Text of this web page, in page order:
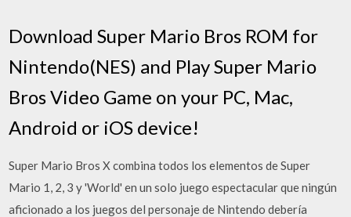
Download Super Mario Bros ROM for
Nintendo(NES) and Play Super Mario
Bros Video Game on your PC, Mac,
Android or iOS device!
Super Mario Bros X combina todos los elementos de Super
Mario 1, 2, 3 y 'World' en un solo juego espectacular que ningún
aficionado a los juegos del personaje de Nintendo debería